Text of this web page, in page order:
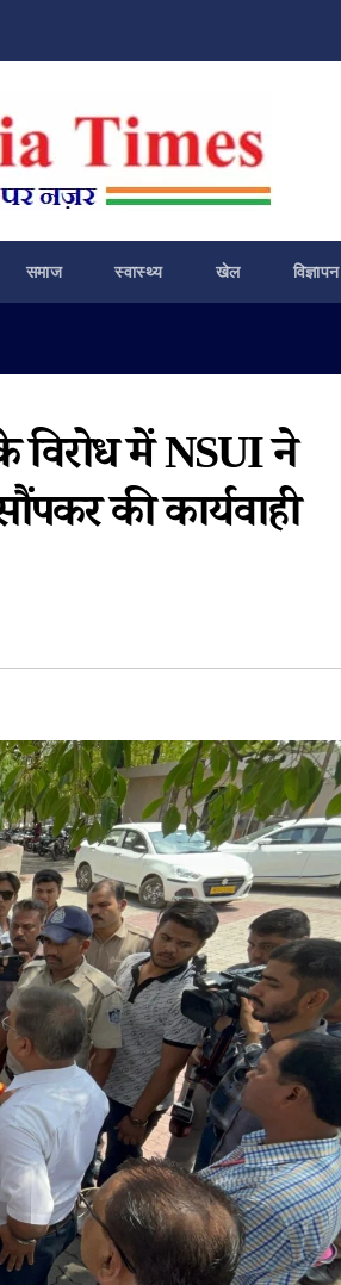
समाज स्वास्थ्य खेल विज्ञापन
विरोध में NSUI ने
की कार्यवाही